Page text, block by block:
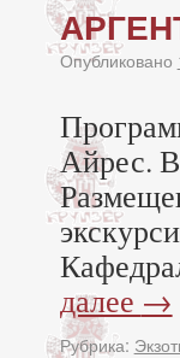
Опубликовано
Айрес.
далее →
Рубрика: